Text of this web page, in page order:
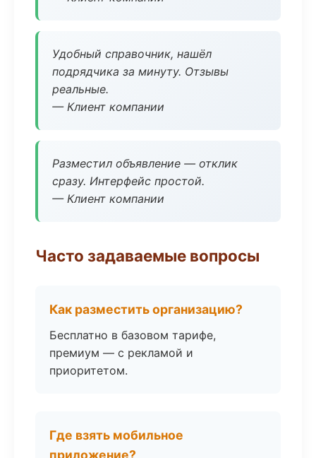
Удобный справочник, нашёл
подрядчика за минуту. Отзывы
реальные.
— Клиент компании
Разместил объявление — отклик
сразу. Интерфейс простой.
— Клиент компании
Часто задаваемые вопросы
Как разместить организацию?
Бесплатно в базовом тарифе,
премиум — с рекламой и
приоритетом.
Где взять мобильное
приложение?